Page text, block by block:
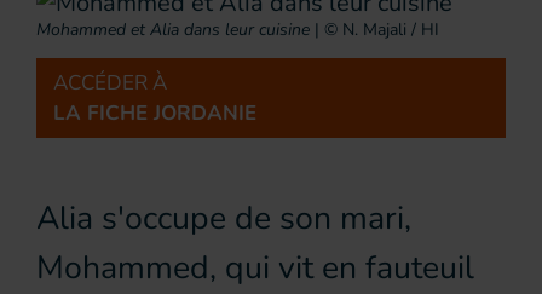
Mohammed et Alia dans leur cuisine | © N. Majali / HI
ACCÉDER À
LA FICHE JORDANIE
Alia s'occupe de son mari,
Mohammed, qui vit en fauteuil